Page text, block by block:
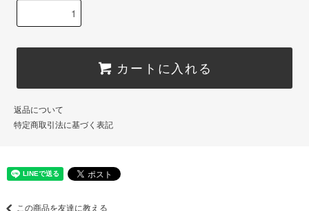
カートに入れる
返品について
特定商取引法に基づく表記
この商品を友達に教える